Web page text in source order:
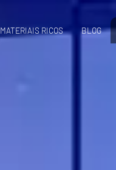
MATERIAIS RICOS BLOG